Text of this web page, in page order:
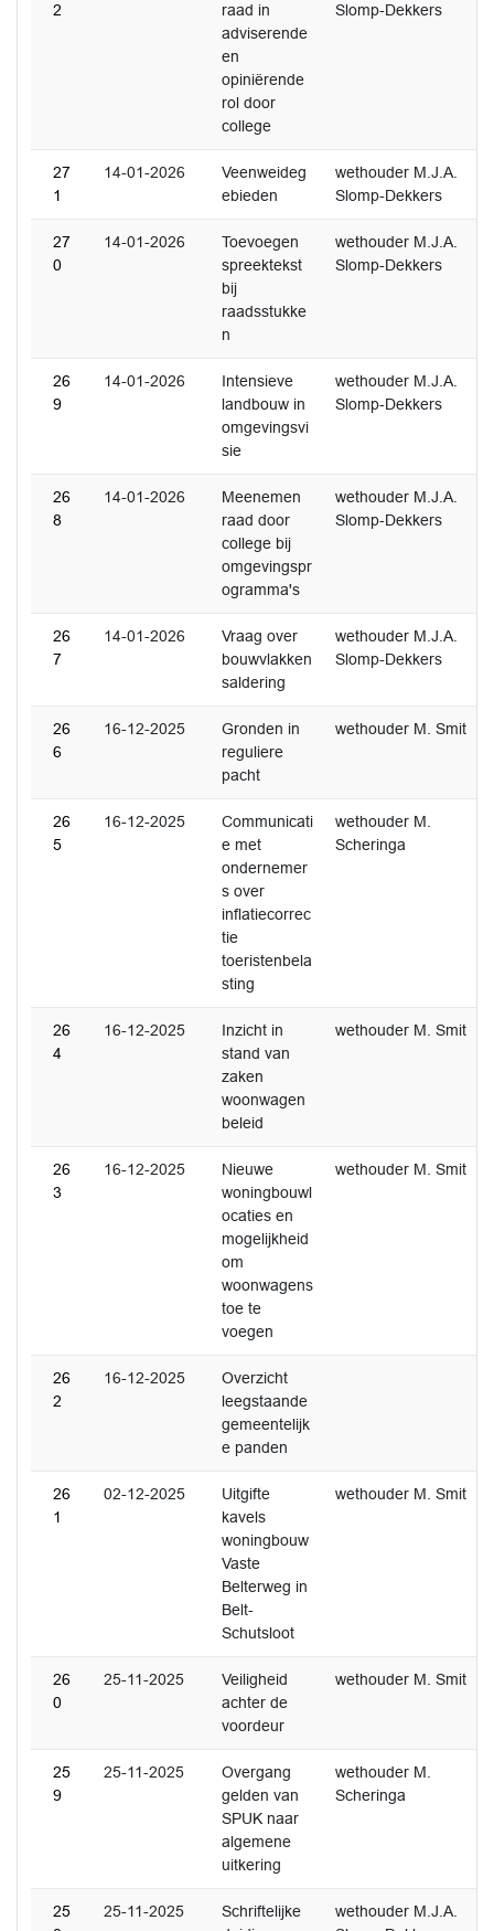
2
raad in
adviserende
en
opiniërende
rol door
college
Slomp-Dekkers
27
1
14-01-2026
Veenweideg
ebieden
wethouder M.J.A.
Slomp-Dekkers
27
0
14-01-2026
Toevoegen
spreektekst
bij
raadsstukke
n
wethouder M.J.A.
Slomp-Dekkers
26
9
14-01-2026
Intensieve
landbouw in
omgevingsvi
sie
wethouder M.J.A.
Slomp-Dekkers
26
8
14-01-2026
Meenemen
raad door
college bij
omgevingspr
ogramma's
wethouder M.J.A.
Slomp-Dekkers
26
7
14-01-2026
Vraag over
bouwvlakken
saldering
wethouder M.J.A.
Slomp-Dekkers
26
6
16-12-2025
Gronden in
reguliere
pacht
wethouder M. Smit
26
5
16-12-2025
Communicati
e met
ondernemer
s over
inflatiecorrec
tie
toeristenbela
sting
wethouder M.
Scheringa
26
4
16-12-2025
Inzicht in
stand van
zaken
woonwagen
beleid
wethouder M. Smit
26
3
16-12-2025
Nieuwe
woningbouwl
ocaties en
mogelijkheid
om
woonwagens
toe te
voegen
wethouder M. Smit
26
2
16-12-2025
Overzicht
leegstaande
gemeentelijk
e panden
26
1
02-12-2025
Uitgifte
kavels
woningbouw
Vaste
Belterweg in
Belt-
Schutsloot
wethouder M. Smit
26
0
25-11-2025
Veiligheid
achter de
voordeur
wethouder M. Smit
25
9
25-11-2025
Overgang
gelden van
SPUK naar
algemene
uitkering
wethouder M.
Scheringa
25
25-11-2025
Schriftelijke
wethouder M.J.A.